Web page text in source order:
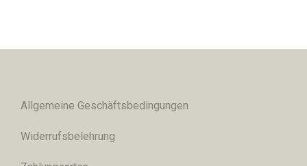
Allgemeine Geschäftsbedingungen
Widerrufsbelehrung